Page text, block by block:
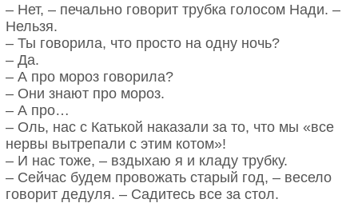
– Нет, – печально говорит трубка голосом Нади. –
Нельзя.
– Ты говорила, что просто на одну ночь?
– Да.
– А про мороз говорила?
– Они знают про мороз.
– А про…
– Оль, нас с Катькой наказали за то, что мы «все
нервы вытрепали с этим котом»!
– И нас тоже, – вздыхаю я и кладу трубку.
– Сейчас будем провожать старый год, – весело
говорит дедуля. – Садитесь все за стол.